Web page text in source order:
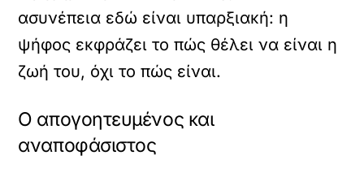
ασυνέπεια εδώ είναι υπαρξιακή: η
ψήφος εκφράζει το πώς θέλει να είναι η
ζωή του, όχι το πώς είναι.
Ο απογοητευμένος και
αναποφάσιστος